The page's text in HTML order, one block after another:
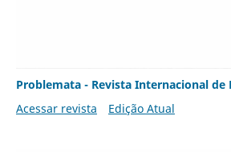
Problemata - Revista Internacional de
Acessar revista
Edição Atual